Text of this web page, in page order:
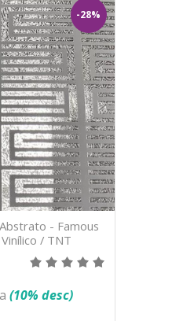
-28%
- Famous
/ TNT
(10% desc)